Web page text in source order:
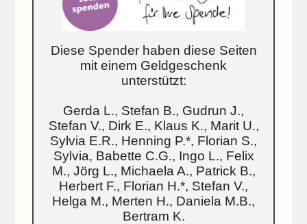
Diese Spender haben diese Seiten
mit einem Geldgeschenk
unterstützt:
Gerda L., Stefan B., Gudrun J.,
Stefan V., Dirk E., Klaus K., Marit U.,
Sylvia E.R., Henning P.*, Florian S.,
Sylvia, Babette C.G., Ingo L., Felix
M., Jörg L., Michaela A., Patrick B.,
Herbert F., Florian H.*, Stefan V.,
Helga M., Merten H., Daniela M.B.,
Bertram K.